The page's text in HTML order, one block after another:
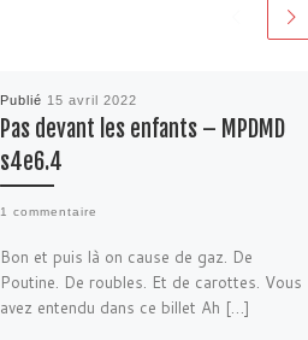
Publié 15 avril 2022
Pas devant les enfants – MPDMD
s4e6.4
1 commentaire
Bon et puis là on cause de gaz. De
Poutine. De roubles. Et de carottes. Vous
avez entendu dans ce billet Ah […]